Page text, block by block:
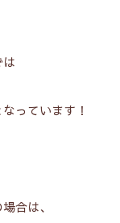
っています！
合は、